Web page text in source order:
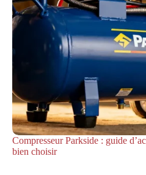
Compresseur Parkside : guide
bien choisir